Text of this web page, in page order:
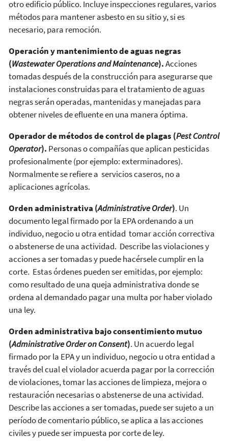
otro edificio público. Incluye inspecciones regulares, varios
métodos para mantener asbesto en su sitio y, si es
necesario, para remoción.
Operación y mantenimiento de aguas negras
(Wastewater Operations and Maintenance).Acciones
tomadas después de la construcción para asegurarse que
instalaciones construidas para el tratamiento de aguas
negras serán operadas, mantenidas y manejadas para
obtener niveles de efluente en una manera óptima.
Operador de métodos de control de plagas (Pest Control
Operator). Personas o compañías que aplican pesticidas
profesionalmente (por ejemplo: exterminadores).
Normalmente se refiere a servicios caseros, no a
aplicaciones agrícolas.
Orden administrativa (Administrative Order). Un
documento legal firmado por la EPA ordenando a un
individuo, negocio u otra entidad tomar acción correctiva
o abstenerse de una actividad. Describe las violaciones y
acciones a ser tomadas y puede hacérsele cumplir en la
corte. Estas órdenes pueden ser emitidas, por ejemplo:
como resultado de una queja administrativa donde se
ordena al demandado pagar una multa por haber violado
una ley.
Orden administrativa bajo consentimiento mutuo
(Administrative Order on Consent). Un acuerdo legal
firmado por la EPA y un individuo, negocio u otra entidad a
través del cual el violador acuerda pagar por la corrección
de violaciones, tomar las acciones de limpieza, mejora o
restauración necesarias o abstenerse de una actividad.
Describe las acciones a ser tomadas, puede ser sujeto a un
período de comentario público, se aplica a las acciones
civiles y puede ser impuesta por corte de ley.